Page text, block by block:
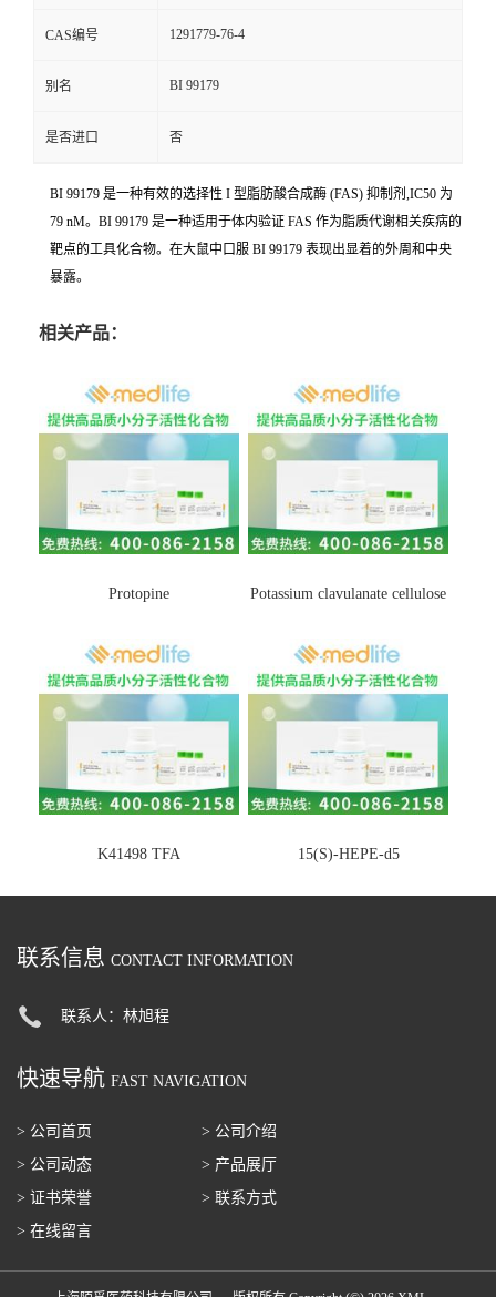
CAS编号 1291779-76-4
别名 BI 99179
是否进口 否
BI 99179 是一种有效的选择性 I 型脂肪酸合成酶 (FAS) 抑制剂,IC50 为
79 nM。BI 99179 是一种适用于体内验证 FAS 作为脂质代谢相关疾病的
靶点的工具化合物。在大鼠中口服 BI 99179 表现出显着的外周和中央
暴露。
相关产品：
Protopine Potassium clavulanate cellulose
K41498 TFA 15(S)-HEPE-d5
联系信息 CONTACT INFORMATION
联系人：林旭程
快速导航 FAST NAVIGATION
> 公司首页
> 公司介绍
> 公司动态
> 产品展厅
> 证书荣誉
> 联系方式
> 在线留言